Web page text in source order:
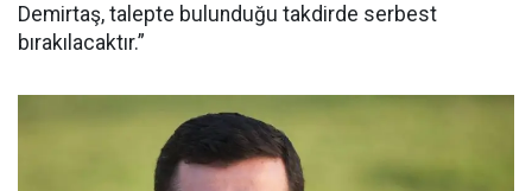
Demirtaş, talepte bulunduğu takdirde serbest
bırakılacaktır.”